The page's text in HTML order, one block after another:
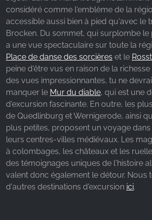
considéré comme l'emblème de la
accessible aussi bien à pied qu'avec le
Brocken. Du sommet, qui surplombe le
a une vue spectaculaire sur toute la
Place de danse des sorcières et le
peine d'être vus en raison de la
des vues impressionnantes, tu ne
manquer le Mur du diable, qui est une
d'excursion fascinante. En outre, les
de Quedlinburg et Wernigerode, ainsi
plus petites, proposent un voyage
leurs centres-villes médiévaux. Les
à colombages, les châteaux et les
des témoignages uniques de l'histoire
valent donc également le détour. Nous
d'autres destinations d'excursion ici.